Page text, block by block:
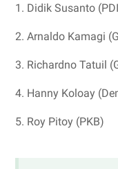
1. Didik Susanto
2. Arnaldo Kamagi
3. Richardno Tatuil
4. Hanny Koloay
5. Roy Pitoy (PKB)